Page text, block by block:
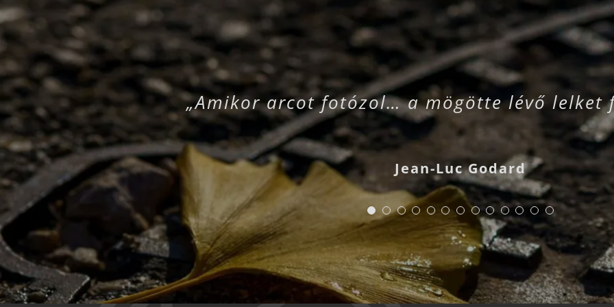
„Amikor arcot fotózol… a mögötte lévő lelket
Jean-Luc Godard